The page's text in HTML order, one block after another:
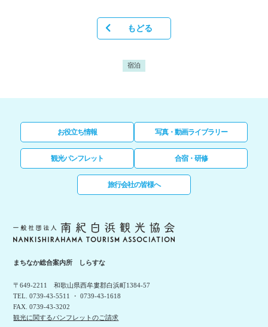
もどる
宿泊
お役立ち情報 写真・動画ライブラリー
観光パンフレット 合宿・研修
旅行会社の皆様へ
まちなか総合案内所 しらすな
〒649-2211 和歌山県西牟婁郡白浜町1384-57
TEL. 0739-43-5511 ・ 0739-43-1618
FAX. 0739-43-3202
観光に関するパンフレットのご請求